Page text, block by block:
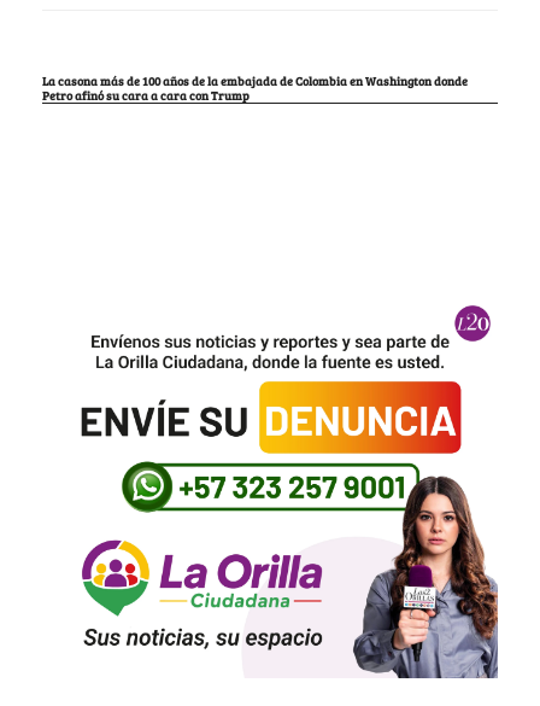
La casona más de 100 años de la embajada de Colombia en Washington donde
Petro afinó su cara a cara con Trump